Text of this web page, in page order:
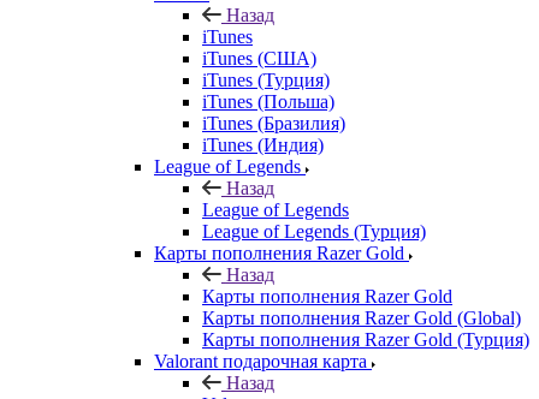
Назад
iTunes
iTunes (США)
iTunes (Турция)
iTunes (Польша)
iTunes (Бразилия)
iTunes (Индия)
League of Legends
Назад
League of Legends
League of Legends (Турция)
Карты пополнения Razer Gold
Назад
Карты пополнения Razer Gold
Карты пополнения Razer Gold (Global)
Карты пополнения Razer Gold (Турция)
Valorant подарочная карта
Назад